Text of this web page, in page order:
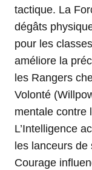
tactique. La
dégâts
pour les
améliore la
les Rangers
Volonté
mentale contre
L’Intelligence
les lanceurs
Courage